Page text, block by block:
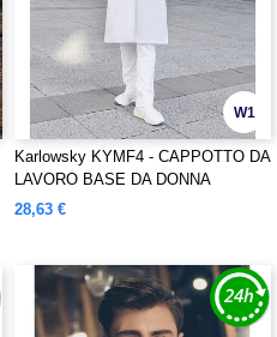
W1
Karlowsky KYMF4 - CAPPOTTO DA
LAVORO BASE DA DONNA
28,63 €